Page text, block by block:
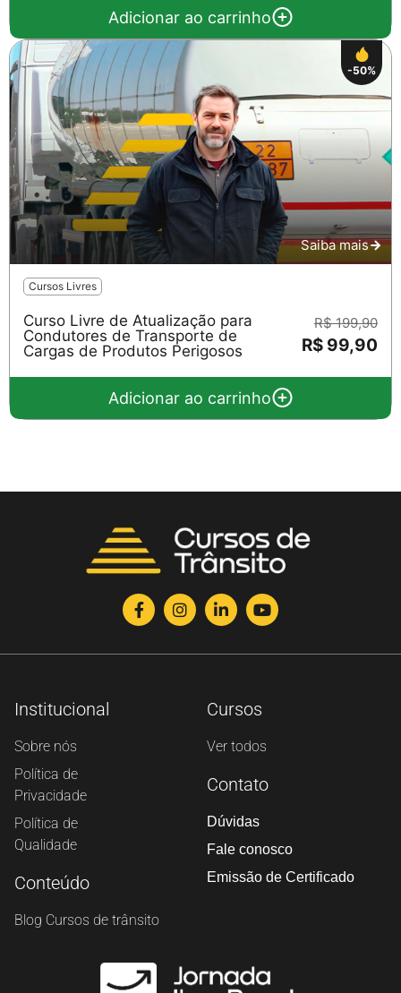
Adicionar ao carrinho
-50%
Saiba mais
Cursos Livres
Curso Livre de Atualização para
Condutores de Transporte de
Cargas de Produtos Perigosos
R$ 199,90
R$ 99,90
Adicionar ao carrinho
Institucional
Sobre nós
Política de
Privacidade
Política de
Qualidade
Conteúdo
Blog Cursos de trânsito
Cursos
Ver todos
Contato
Dúvidas
Fale conosco
Emissão de Certificado